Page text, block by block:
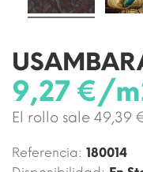
9,27 €/
El rollo sale 49,39
Referencia: 180014